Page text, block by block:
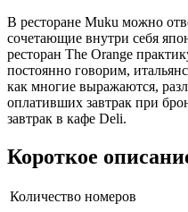
В ресторане Muku можно
сочетающие внутри себя
ресторан The Orange
постоянно говорим,
как многие выражаются,
оплативших завтрак при
завтрак в кафе Deli.
Короткое
Количество номеров